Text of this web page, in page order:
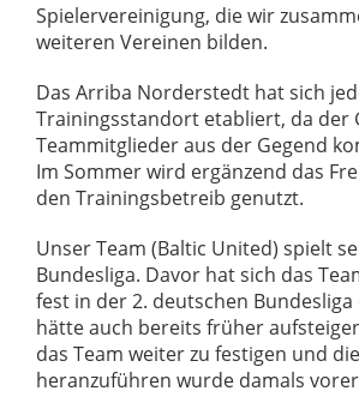
Spielervereinigung, die wir
weiteren Vereinen bilden.
Das Arriba Norderstedt hat sich
Trainingsstandort etabliert, da der
Teammitglieder aus der Gegend
Im Sommer wird ergänzend das
den Trainingsbetreib genutzt.
Unser Team (Baltic United) spielt
Bundesliga. Davor hat sich das
fest in der 2. deutschen
hätte auch bereits früher
das Team weiter zu festigen und
heranzuführen wurde damals